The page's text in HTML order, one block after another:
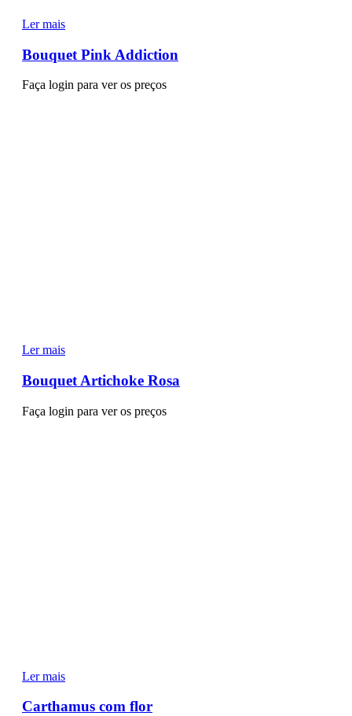
Ler mais
Bouquet Pink Addiction
Faça login para ver os preços
Ler mais
Bouquet Artichoke Rosa
Faça login para ver os preços
Ler mais
Carthamus com flor